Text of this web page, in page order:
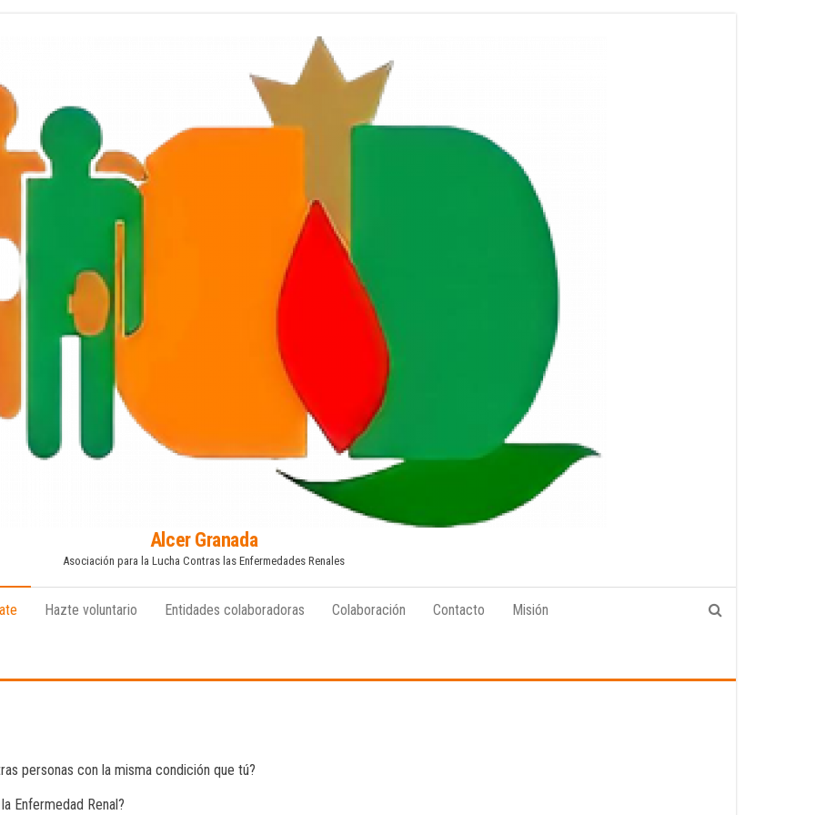
Alcer Granada
Asociación para la Lucha Contras las Enfermedades Renales
Hazte voluntario Entidades colaboradoras Colaboración Contacto Misión
personas con la misma condición que tú?
Enfermedad Renal?